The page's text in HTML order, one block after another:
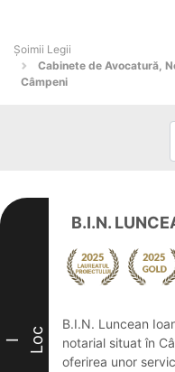
Șoimii Legii
Cabinete de Avocatură,
Câmpeni
I Loc
B.I.N.
B.I.N. Luncean
notarial situat în
oferirea unor